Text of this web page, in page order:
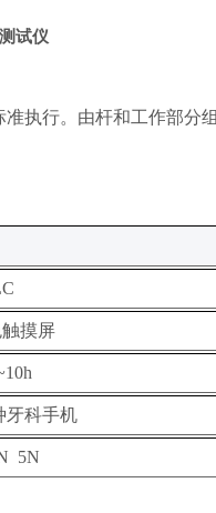
试仪
准执行。由杆和工作部分
摸屏
牙科手机
5N